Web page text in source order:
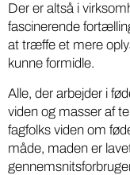
Der er altså i
fascinerende
at træffe et mere
kunne formidle.
Alle, der arbejder i
viden og masser af
fagfolks viden om
måde, maden er